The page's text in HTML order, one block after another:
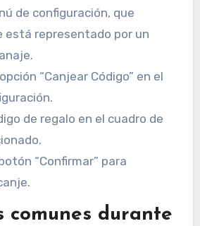
de configuración, que
está representado por un
“Canjear Código” en el
de regalo en el cuadro de
“Confirmar” para
comunes durante